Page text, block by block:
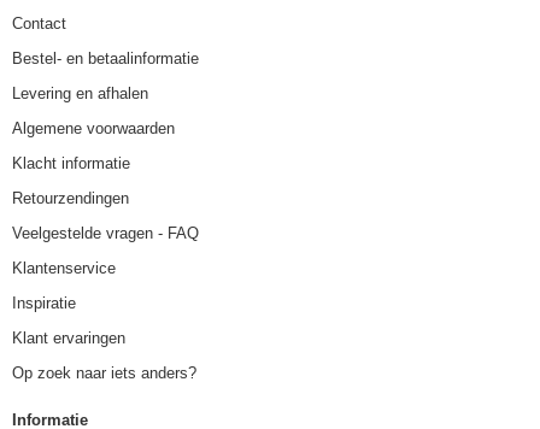
Contact
Bestel- en betaalinformatie
Levering en afhalen
Algemene voorwaarden
Klacht informatie
Retourzendingen
Veelgestelde vragen - FAQ
Klantenservice
Inspiratie
Klant ervaringen
Op zoek naar iets anders?
Informatie